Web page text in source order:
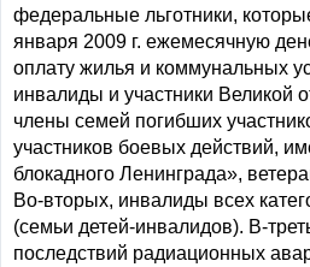
федеральные льготники,
января 2009 г. ежемесячную
оплату жилья и коммунальных
инвалиды и участники Великой
члены семей погибших
участников боевых действий,
блокадного Ленинграда»,
Во-вторых, инвалиды всех
(семьи детей-инвалидов). В-
последствий радиационных